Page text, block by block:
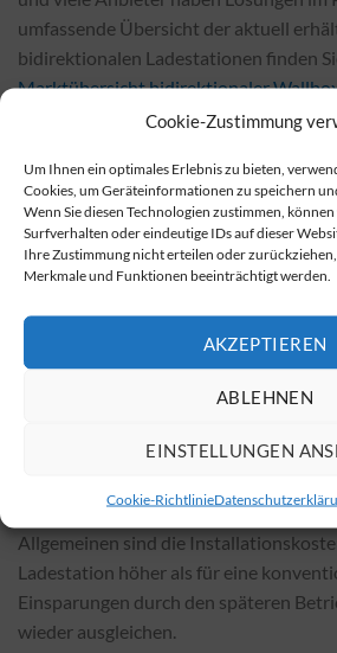
Cookie-Zustimmung
Um Ihnen ein optimales Erlebnis zu bieten,
Cookies, um Geräteinformationen zu speichern
Wenn Sie diesen Technologien zustimmen,
Surfverhalten oder eindeutige IDs auf dieser
Ihre Zustimmung nicht erteilen oder
Merkmale und Funktionen beeinträchtigt werden.
AKZEPTIEREN
ABLEHNEN
EINSTELLUNGEN
Cookie-Richtlinie
umfassende Übersicht der aktuell
bidirektionalen Ladestationen finden
Marktübersicht bidirektionaler
Kaufmöglichkeiten für
Bidirektionale Wallboxen sind sowohl
Ort als auch in vielen Online-Shops
sind die Preise in Online-Shops
können bidirektionale Wallboxen über
Installationskosten und
Die Kosten für die Installation einer
Faktoren, die die Kosten beeinflussen,
Leitungen und das gewählte Wallbox-
Allgemeinen sind die
Ladestation höher als für eine
Einsparungen durch den späteren
wieder ausgleichen.